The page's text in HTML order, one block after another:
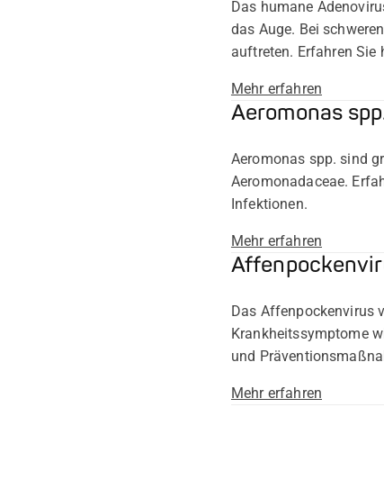
Das humane
das Auge. Bei
auftreten. Erfahren Sie
Mehr erfahren
Aeromonas
Aeromonas spp. sind
Aeromonadaceae.
Infektionen.
Mehr erfahren
Das Affenpockenvirus
Krankheitssymptome
und
Mehr erfahren